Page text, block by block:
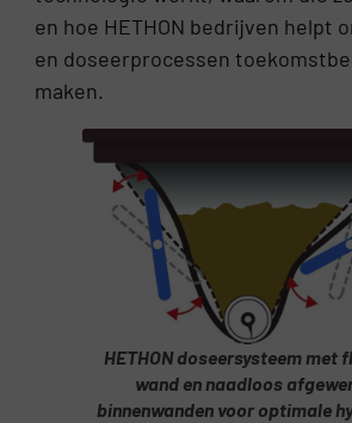
en hoe HETHON bedrijven helpt
en doseerprocessen
maken.
HETHON doseersysteem met
wand en naadloos
binnenwanden voor optimale